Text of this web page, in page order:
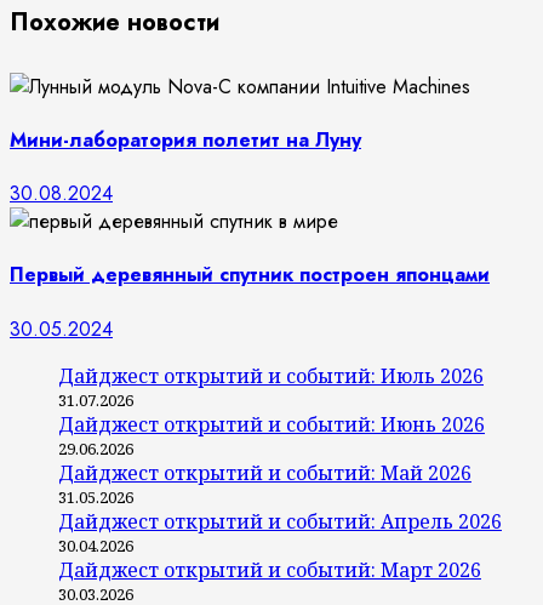
Похожие новости
Мини-лаборатория полетит на Луну
30.08.2024
Первый деревянный спутник построен японцами
30.05.2024
Дайджест открытий и событий: Июль 2026
31.07.2026
Дайджест открытий и событий: Июнь 2026
29.06.2026
Дайджест открытий и событий: Май 2026
31.05.2026
Дайджест открытий и событий: Апрель 2026
30.04.2026
Дайджест открытий и событий: Март 2026
30.03.2026